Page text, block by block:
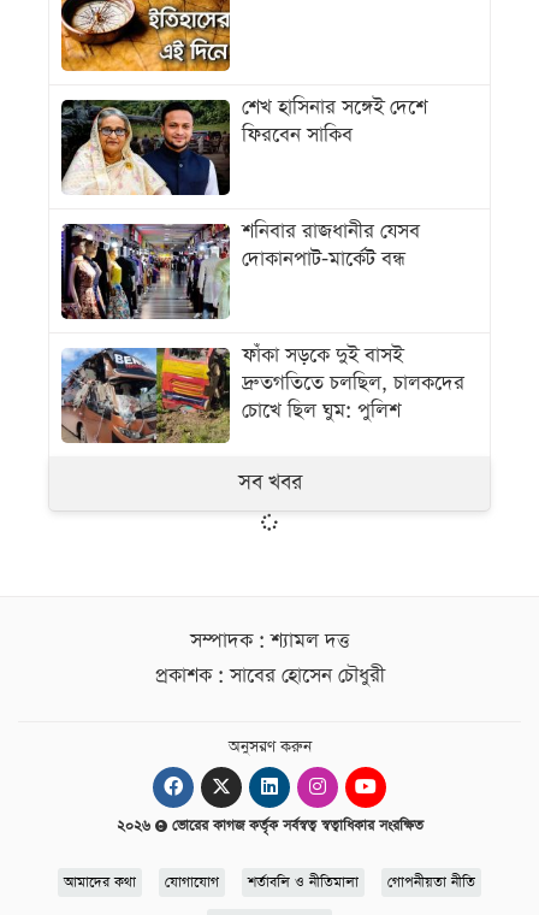
শেখ হাসিনার সঙ্গেই দেশে
ফিরবেন সাকিব
শনিবার রাজধানীর যেসব
দোকানপাট-মার্কেট বন্ধ
ফাঁকা সড়কে দুই বাসই
দ্রুতগতিতে চলছিল, চালকদের
চোখে ছিল ঘুম: পুলিশ
সব খবর
সম্পাদক : শ্যামল দত্ত
প্রকাশক : সাবের হোসেন চৌধুরী
অনুসরণ করুন
২০২৬ ভোরের কাগজ কর্তৃক সর্বস্বত্ব স্বত্বাধিকার সংরক্ষিত
আমাদের কথা যোগাযোগ শর্তাবলি ও নীতিমালা গোপনীয়তা নীতি